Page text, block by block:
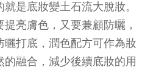
是底妝變土石流大脫妝。
亮膚色，又要兼顧防曬，
曬打底，潤色配方可作為妝
融合，減少後續底妝的用